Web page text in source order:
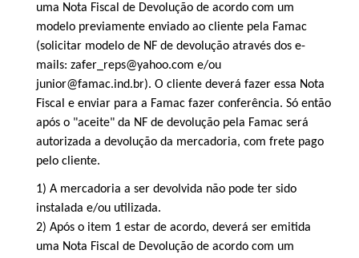
uma Nota Fiscal de Devolução de acordo com um
modelo previamente enviado ao cliente pela Famac
(solicitar modelo de NF de devolução através dos e-
mails: zafer_reps@yahoo.com e/ou
junior@famac.ind.br). O cliente deverá fazer essa Nota
Fiscal e enviar para a Famac fazer conferência. Só então
após o "aceite" da NF de devolução pela Famac será
autorizada a devolução da mercadoria, com frete pago
pelo cliente.
1) A mercadoria a ser devolvida não pode ter sido
instalada e/ou utilizada.
2) Após o item 1 estar de acordo, deverá ser emitida
uma Nota Fiscal de Devolução de acordo com um